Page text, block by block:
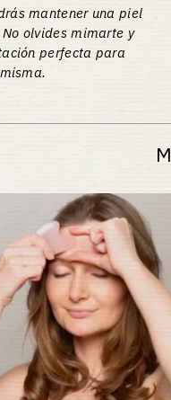
mantener una piel
olvides mimarte y
perfecta para